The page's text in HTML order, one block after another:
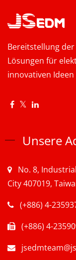
Bereitstellung
Lösungen für
innovativen
Unsere
No. 8,
City 407019,
(+886) 4-
(+886) 4-